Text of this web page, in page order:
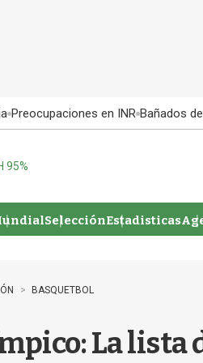
Preocupaciones en INR Bañados
95%
SelecciónEstadisticas
BASQUETBOL
La lista